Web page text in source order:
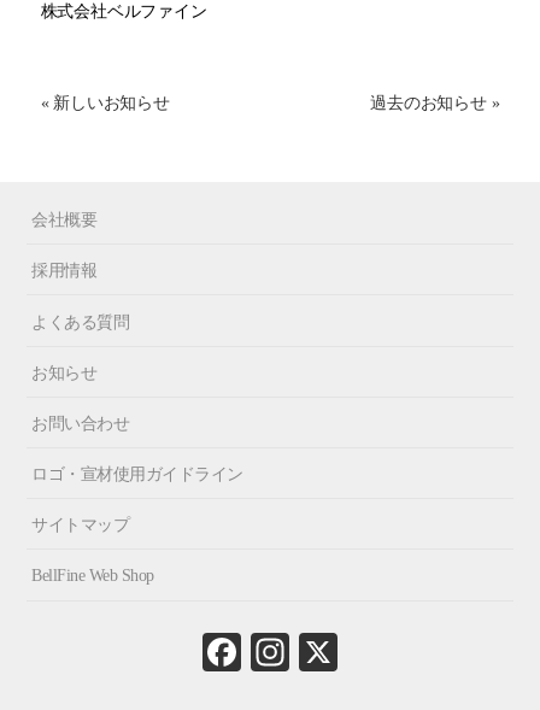
株式会社ベルファイン
« 新しいお知らせ 過去のお知らせ »
会社概要
採用情報
よくある質問
お知らせ
お問い合わせ
ロゴ・宣材使用ガイドライン
サイトマップ
BellFine Web Shop
Fa
ce
In
st